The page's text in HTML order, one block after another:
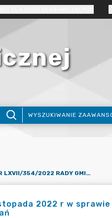
WYSZUKIWANIE
UCHWAŁA NR LXVII/354/2022 RADY GMINY LUBAŃ Z DNIA 17 LISTOPADA 2022 R W SPRAWIE PRZYJĘCIA SOŁECKIEJ STRATEGII ROZWOJU WSI PISARZOWICE W GMINIE LUBAŃ
2022 r w